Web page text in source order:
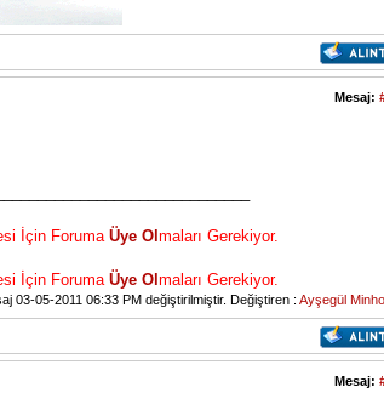
Mesaj:
İçin ForumaÜye Ol maları Gerekiyor.
İçin ForumaÜye Ol maları Gerekiyor.
03-05-2011 06:33 PM değiştirilmiştir. Değiştiren : Ayşegül Minho
Mesaj: